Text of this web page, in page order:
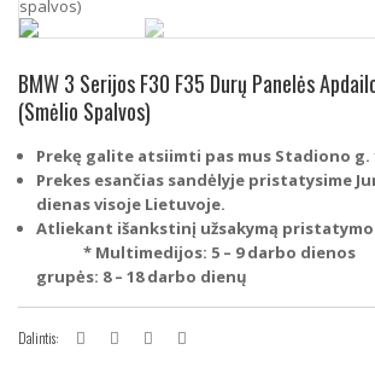
BMW 3 Serijos F30 F35 Durų Panelės
(Smėlio Spalvos)
Prekę galite atsiimti pas mus Stadiono g.
Prekes esančias sandėlyje pristatysime
dienas visoje Lietuvoje.
Atliekant išankstinį užsakymą pristatymo
* Multimedijos: 5 – 9 darbo dienos
grupės: 8 – 18 darbo dienų
Dalintis: